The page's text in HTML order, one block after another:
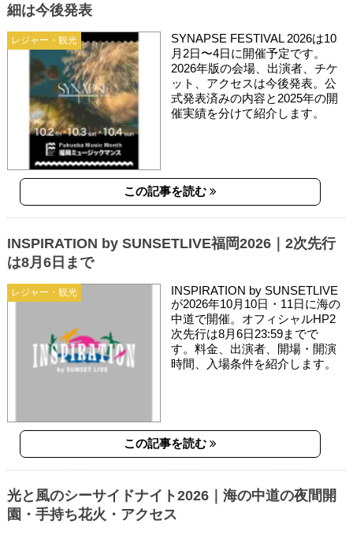
レジャー・観光
細は今後発表
SYNAPSE FESTIVAL 2026は10
月2日〜4日に開催予定です。
2026年版の会場、出演者、チケ
ット、アクセスは今後発表。公
式発表済みの内容と2025年の開
催実績を分けて紹介します。
この記事を読む
レジャー・観光
INSPIRATION by SUNSETLIVE福岡2026｜2次先行
は8月6日まで
INSPIRATION by SUNSETLIVE
が2026年10月10日・11日に海の
中道で開催。オフィシャルHP2
次先行は8月6日23:59までで
す。料金、出演者、開場・開演
時間、入場条件を紹介します。
この記事を読む
光と風のシーサイドナイト2026｜海の中道の夜間開
園・手持ち花火・アクセス